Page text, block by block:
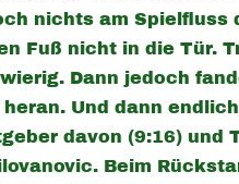
nichts am Spielfluss
Fuß nicht in die Tür.
Dann jedoch
Und dann
davon (9:16) und
Beim